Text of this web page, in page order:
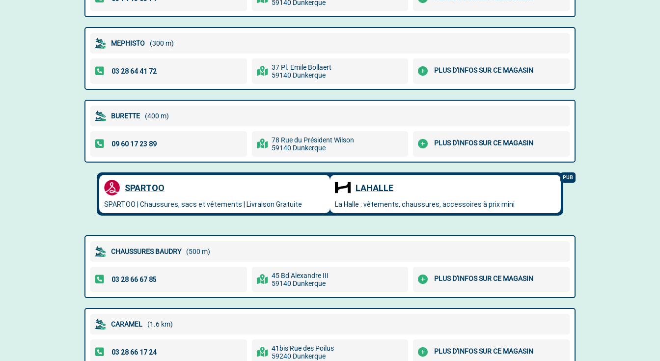
59140 Dunkerque
MEPHISTO (300 m)
37 Pl. Emile Bollaert
59140 Dunkerque
PLUS D'INFOS SUR CE MAGASIN
BURETTE (400 m)
78 Rue du Président Wilson
59140 Dunkerque
PLUS D'INFOS SUR CE MAGASIN
CHAUSSURES BAUDRY (500 m)
45 Bd Alexandre III
59140 Dunkerque
PLUS D'INFOS SUR CE MAGASIN
CARAMEL (1.6 km)
41bis Rue des Poilus
59240 Dunkerque
PLUS D'INFOS SUR CE MAGASIN